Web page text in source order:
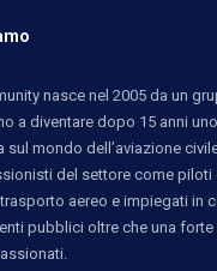
nasce nel 2005 da un
a diventare dopo 15 anni
sul mondo dell’aviazione
del settore come piloti
aereo e impiegati in
pubblici oltre che una